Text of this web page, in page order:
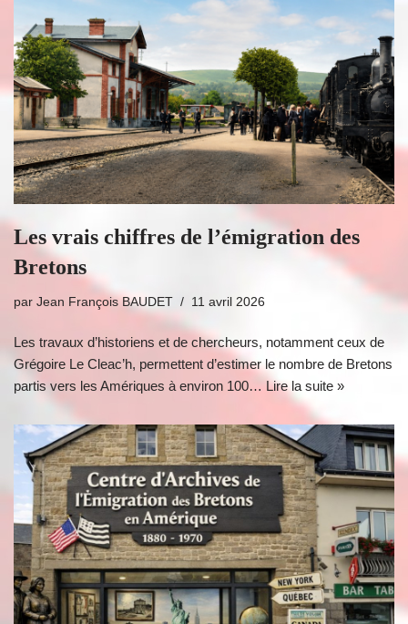
Les vrais chiffres de l’émigration des
Bretons
par Jean François BAUDET 11 avril 2026
Les travaux d’historiens et de chercheurs, notamment ceux de
Grégoire Le Cleac’h, permettent d’estimer le nombre de Bretons
partis vers les Amériques à environ 100… Lire la suite »